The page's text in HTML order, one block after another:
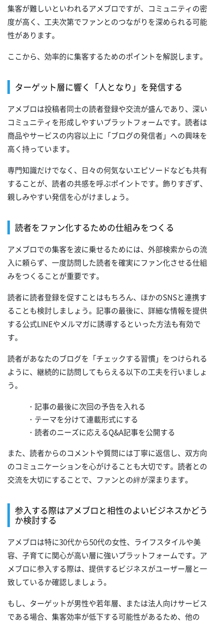
集客が難しいといわれるアメブロですが、コミュニティの密
度が高く、工夫次第でファンとのつながりを深められる可能
性があります。
ここから、効率的に集客するためのポイントを解説します。
ターゲット層に響く「人となり」を発信する
アメブロは投稿者同士の読者登録や交流が盛んであり、深い
コミュニティを形成しやすいプラットフォームです。読者は
商品やサービスの内容以上に「ブログの発信者」への興味を
高く持っています。
専門知識だけでなく、日々の何気ないエピソードなども共有
することが、読者の共感を呼ぶポイントです。飾りすぎず、
親しみやすい発信を心がけましょう。
読者をファン化するための仕組みをつくる
アメブロでの集客を波に乗せるためには、外部検索からの流
入に頼らず、一度訪問した読者を確実にファン化させる仕組
みをつくることが重要です。
読者に読者登録を促すことはもちろん、ほかのSNSと連携す
ることも検討しましょう。記事の最後に、詳細な情報を提供
する公式LINEやメルマガに誘導するといった方法も有効で
す。
読者があなたのブログを「チェックする習慣」をつけられる
ように、継続的に訪問してもらえる以下の工夫を行いましょ
う。
・記事の最後に次回の予告を入れる
・テーマを分けて連載形式にする
・読者のニーズに応えるQ&A記事を公開する
また、読者からのコメントや質問には丁寧に返信し、双方向
のコミュニケーションを心がけることも大切です。読者との
交流を大切にすることで、ファンとの絆が深まります。
参入する際はアメブロと相性のよいビジネスかどう
か検討する
アメブロは特に30代から50代の女性、ライフスタイルや美
容、子育てに関心が高い層に強いプラットフォームです。ア
メブロに参入する際は、提供するビジネスがユーザー層と一
致しているか確認しましょう。
もし、ターゲットが男性や若年層、または法人向けサービス
である場合、集客効率が低下する可能性があるため、他の